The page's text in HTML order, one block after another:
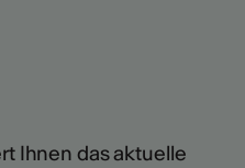
Ihnen das aktuelle